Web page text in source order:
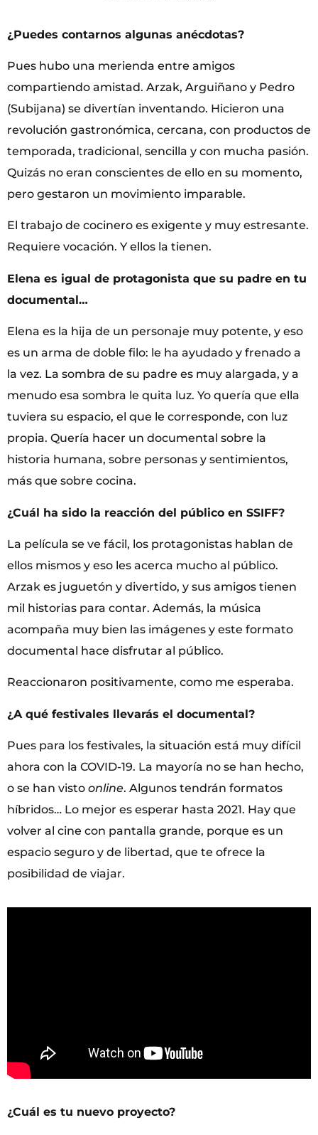
¿Puedes contarnos algunas anécdotas?
Pues hubo una merienda entre amigos
compartiendo amistad. Arzak, Arguiñano y Pedro
(Subijana) se divertían inventando. Hicieron una
revolución gastronómica, cercana, con productos de
temporada, tradicional, sencilla y con mucha pasión.
Quizás no eran conscientes de ello en su momento,
pero gestaron un movimiento imparable.
El trabajo de cocinero es exigente y muy estresante.
Requiere vocación. Y ellos la tienen.
Elena es igual de protagonista que su padre en tu
documental…
Elena es la hija de un personaje muy potente, y eso
es un arma de doble filo: le ha ayudado y frenado a
la vez. La sombra de su padre es muy alargada, y a
menudo esa sombra le quita luz. Yo quería que ella
tuviera su espacio, el que le corresponde, con luz
propia. Quería hacer un documental sobre la
historia humana, sobre personas y sentimientos,
más que sobre cocina.
¿Cuál ha sido la reacción del público en SSIFF?
La película se ve fácil, los protagonistas hablan de
ellos mismos y eso les acerca mucho al público.
Arzak es juguetón y divertido, y sus amigos tienen
mil historias para contar. Además, la música
acompaña muy bien las imágenes y este formato
documental hace disfrutar al público.
Reaccionaron positivamente, como me esperaba.
¿A qué festivales llevarás el documental?
Pues para los festivales, la situación está muy difícil
ahora con la COVID-19. La mayoría no se han hecho,
o se han visto online. Algunos tendrán formatos
híbridos… Lo mejor es esperar hasta 2021. Hay que
volver al cine con pantalla grande, porque es un
espacio seguro y de libertad, que te ofrece la
posibilidad de viajar.
¿Cuál es tu nuevo proyecto?